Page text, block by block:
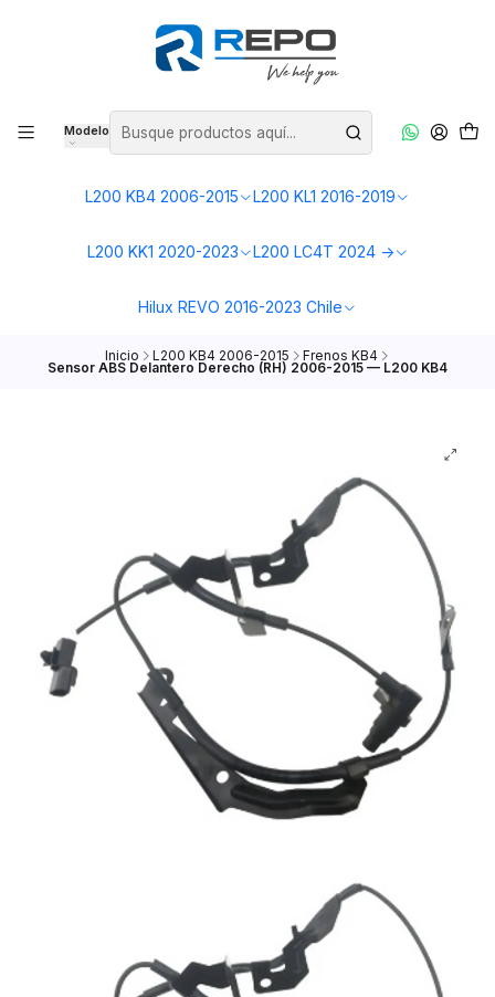
Modelo
L200 KB4 2006-2015 L200 KL1 2016-2019
L200 KK1 2020-2023 L200 LC4T 2024 ->
Hilux REVO 2016-2023 Chile
Inicio L200 KB4 2006-2015 Frenos KB4
Sensor ABS Delantero Derecho (RH) 2006-2015 — L200 KB4